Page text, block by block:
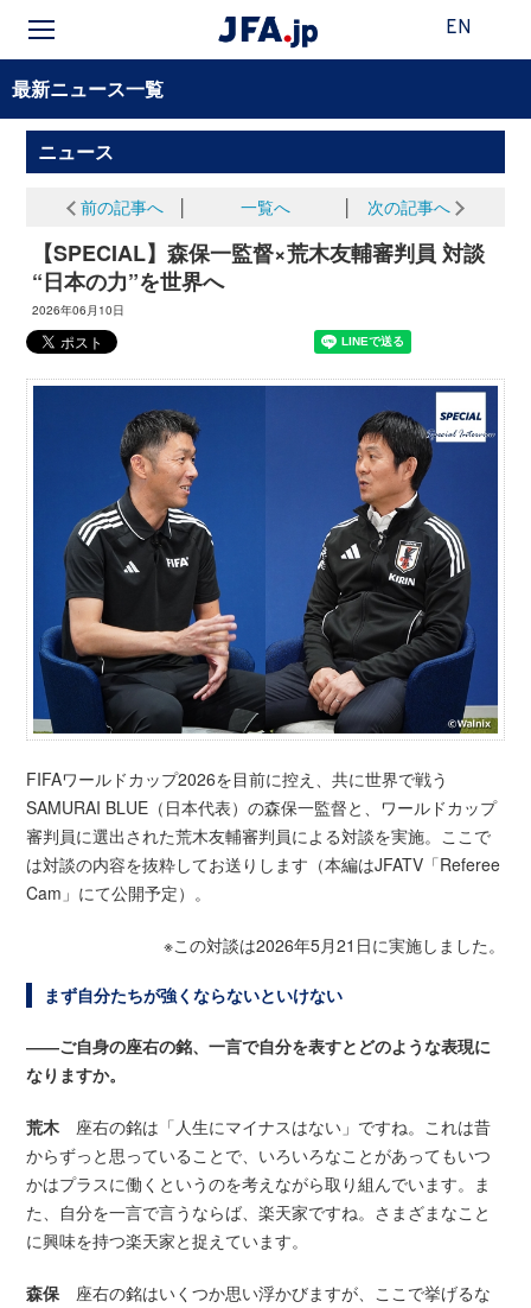
EN
最新ニュース一覧
ニュース
前の記事へ 一覧へ 次の記事へ
【SPECIAL】森保一監督×荒木友輔審判員 対談
“日本の力”を世界へ
2026年06月10日
FIFAワールドカップ2026を目前に控え、共に世界で戦う
SAMURAI BLUE（日本代表）の森保一監督と、ワールドカップ
審判員に選出された荒木友輔審判員による対談を実施。ここで
は対談の内容を抜粋してお送りします（本編はJFATV「Referee
Cam」にて公開予定）。
※この対談は2026年5月21日に実施しました。
まず自分たちが強くならないといけない
――ご自身の座右の銘、一言で自分を表すとどのような表現に
なりますか。
荒木 座右の銘は「人生にマイナスはない」ですね。これは昔
からずっと思っていることで、いろいろなことがあってもいつ
かはプラスに働くというのを考えながら取り組んでいます。ま
た、自分を一言で言うならば、楽天家ですね。さまざまなこと
に興味を持つ楽天家と捉えています。
森保 座右の銘はいくつか思い浮かびますが、ここで挙げるな